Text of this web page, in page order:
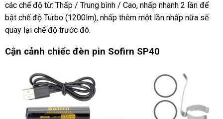
các chế độ từ: Thấp / Trung bình / Cao, nhấp nhanh 2 lần để
bật chế độ Turbo (1200lm), nhấp thêm một lần nhấp nữa sẽ
quay lại chế độ trước đó.
Cận cảnh chiếc đèn pin Sofirn SP40